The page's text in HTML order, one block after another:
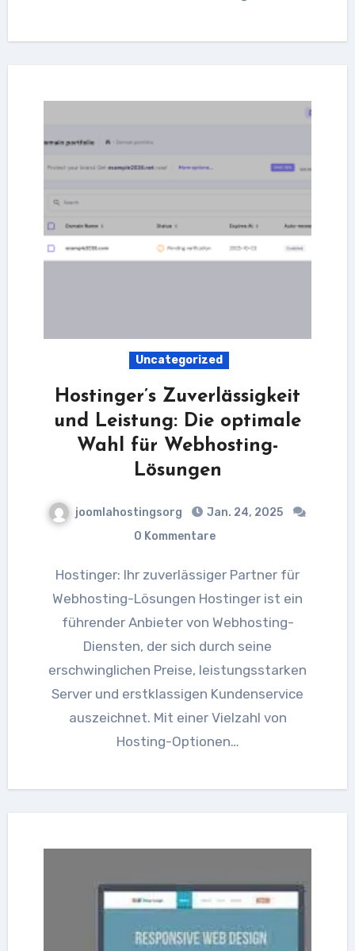
Uncategorized
Hostinger’s Zuverlässigkeit
und Leistung: Die optimale
Wahl für Webhosting-
Lösungen
joomlahostingsorg
Jan. 24, 2025
0 Kommentare
Hostinger: Ihr zuverlässiger Partner für
Webhosting-Lösungen Hostinger ist ein
führender Anbieter von Webhosting-
Diensten, der sich durch seine
erschwinglichen Preise, leistungsstarken
Server und erstklassigen Kundenservice
auszeichnet. Mit einer Vielzahl von
Hosting-Optionen…